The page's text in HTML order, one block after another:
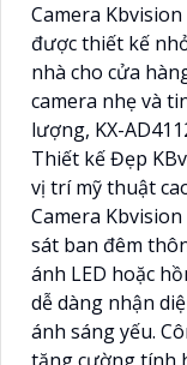
Camera
được thiết kế
nhà cho cửa
camera nhẹ và
lượng, KX-
Thiết kế Đẹp
vị trí mỹ thuật
Camera
sát ban đêm
ánh LED hoặc
dễ dàng nhận
ánh sáng yếu.